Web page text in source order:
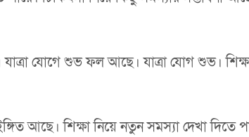
যোগে শুভ ফল আছে। যাত্রা যোগ শুভ।
আছে। শিক্ষা নিয়ে নতুন সমস্যা দেখা